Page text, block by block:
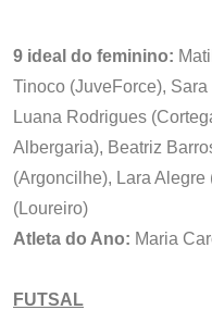
9 ideal do feminino:
Tinoco (JuveForce),
Luana Rodrigues
Albergaria), Beatriz
(Argoncilhe), Lara
(Loureiro)
Atleta do Ano: Maria
FUTSAL